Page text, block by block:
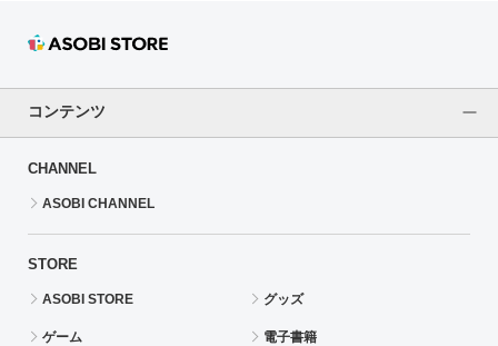
コンテンツ
CHANNEL
ASOBI CHANNEL
STORE
ASOBI STORE グッズ
ゲーム 電子書籍